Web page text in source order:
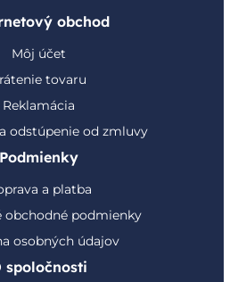
obchod
Môj účet
tovaru
Reklamácia
odstúpenie od zmluvy
Podmienky
a platba
obchodné podmienky
osobných údajov
spoločnosti